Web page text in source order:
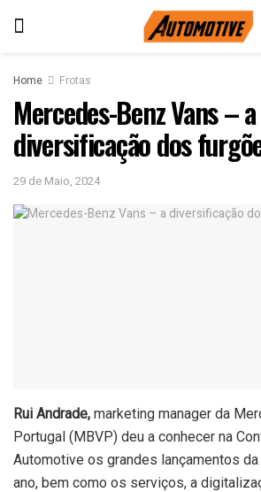
Home Frotas
Mercedes-Benz Vans – a
diversificação dos
29 de Maio, 2024
Rui Andrade, marketing manager da
Portugal (MBVP) deu a conhecer na
Automotive os grandes lançamentos
ano, bem como os serviços, a